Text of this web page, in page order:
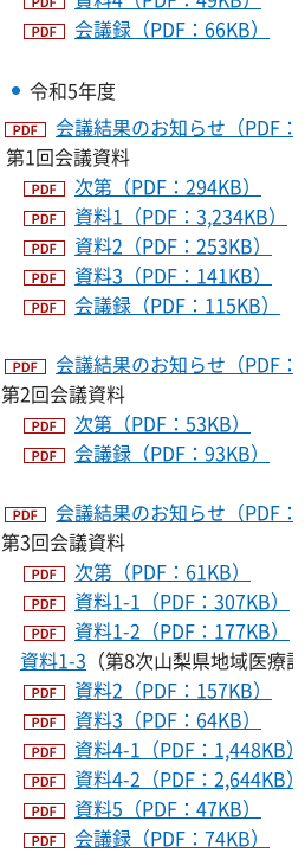
会議録（PDF：66KB）
令和5年度
会議結果のお知らせ（PDF
第1回会議資料
次第（PDF：294KB）
資料1（PDF：3,234KB）
資料2（PDF：253KB）
資料3（PDF：141KB）
会議録（PDF：115KB）
会議結果のお知らせ（PDF
第2回会議資料
次第（PDF：53KB）
会議録（PDF：93KB）
会議結果のお知らせ（PDF
第3回会議資料
次第（PDF：61KB）
資料1-1（PDF：307KB）
資料1-2（PDF：177KB）
資料1-3 （第8次山梨県地域医療
資料2（PDF：157KB）
資料3（PDF：64KB）
資料4-1（PDF：1,448KB）
資料4-2（PDF：2,644KB）
資料5（PDF：47KB）
会議録（PDF：74KB）